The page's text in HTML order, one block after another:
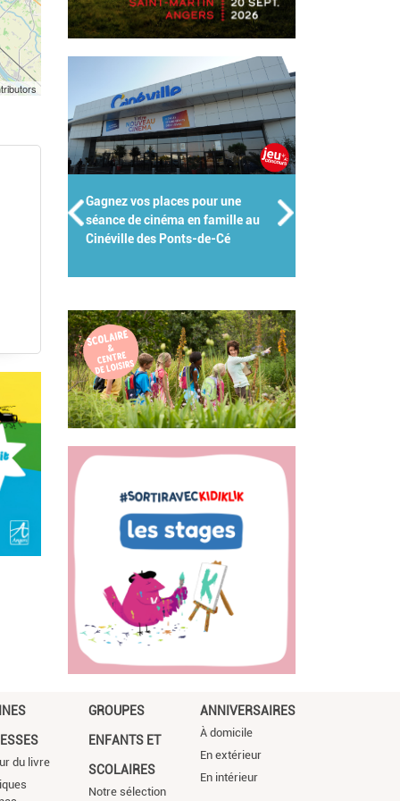
Groupes scolaires, centres de
loisirs, crèches : Kidiklik met son
expertise au service des pros de
du livre
GROUPES
ENFANTS ET
SCOLAIRES
Notre sélection
ANNIVERSAIRES
À domicile
En extérieur
En intérieur